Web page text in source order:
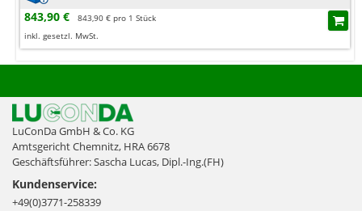
843,90 €
843,90 € pro 1 Stück
inkl. gesetzl. MwSt.
LuConDa GmbH & Co. KG
Amtsgericht Chemnitz, HRA 6678
Geschäftsführer: Sascha Lucas, Dipl.-Ing.(FH)
Kundenservice:
+49(0)3771-258339